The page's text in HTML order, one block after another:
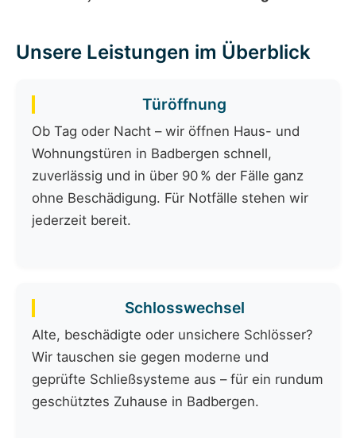
Unsere Leistungen im Überblick
Türöffnung
Ob Tag oder Nacht – wir öffnen Haus- und
Wohnungstüren in Badbergen schnell,
zuverlässig und in über 90 % der Fälle ganz
ohne Beschädigung. Für Notfälle stehen wir
jederzeit bereit.
Schlosswechsel
Alte, beschädigte oder unsichere Schlösser?
Wir tauschen sie gegen moderne und
geprüfte Schließsysteme aus – für ein rundum
geschütztes Zuhause in Badbergen.